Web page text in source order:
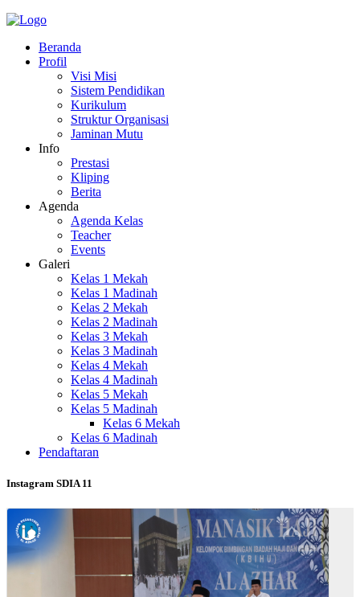
Beranda
Profil
Visi Misi
Sistem Pendidikan
Kurikulum
Struktur Organisasi
Jaminan Mutu
Info
Prestasi
Kliping
Berita
Agenda
Agenda Kelas
Teacher
Events
Galeri
Kelas 1 Mekah
Kelas 1 Madinah
Kelas 2 Mekah
Kelas 2 Madinah
Kelas 3 Mekah
Kelas 3 Madinah
Kelas 4 Mekah
Kelas 4 Madinah
Kelas 5 Mekah
Kelas 5 Madinah
Kelas 6 Mekah
Kelas 6 Madinah
Pendaftaran
Instagram SDIA 11